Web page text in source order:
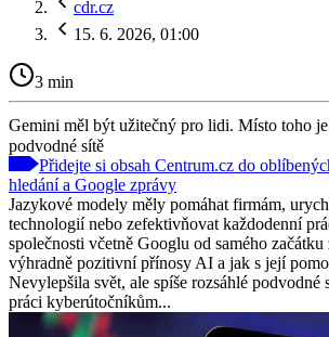
cdr.cz
15. 6. 2026, 01:00
3 min
Gemini měl být užitečný pro lidi. Místo toho
podvodné sítě
Přidejte si obsah Centrum.cz do
hledání a Google zprávy
Jazykové modely měly pomáhat firmám,
technologií nebo zefektivňovat každodenní
společnosti včetně Googlu od samého
výhradně pozitivní přínosy AI a jak s její
Nevylepšila svět, ale spíše rozsáhlé podvodné
práci kyberútočníkům...